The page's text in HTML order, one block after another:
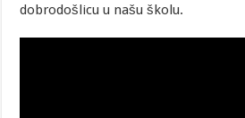
dobrodošlicu u našu školu.